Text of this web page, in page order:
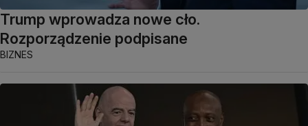
Trump wprowadza nowe cło.
Rozporządzenie podpisane
BIZNES